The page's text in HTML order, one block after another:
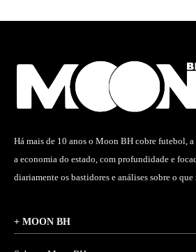
Há mais de 10 anos o Moon BH cobre futebol,
a economia do estado, com profundidade e
diariamente os bastidores e análises sobre o que
+ MOON BH